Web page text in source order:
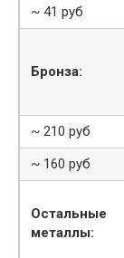
~ 41 руб
Бронза:
~ 210 руб
~ 160 руб
Остальные
металлы: